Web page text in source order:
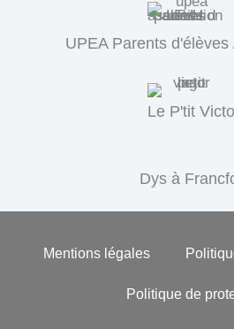
UPEA Parents d'élèves
Le P'tit
Dys à
Mentions légales
Politique de